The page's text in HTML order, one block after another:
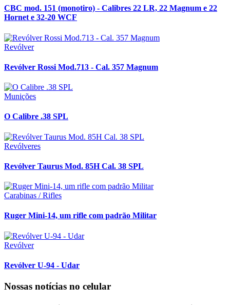
CBC mod. 151 (monotiro) - Calibres 22 LR, 22 Magnum e 22
Hornet e 32-20 WCF
Revólver
Revólver Rossi Mod.713 - Cal. 357 Magnum
Munições
O Calibre .38 SPL
Revólveres
Revólver Taurus Mod. 85H Cal. 38 SPL
Carabinas / Rifles
Ruger Mini-14, um rifle com padrão Militar
Revólver
Revólver U-94 - Udar
Nossas notícias no celular